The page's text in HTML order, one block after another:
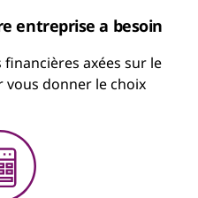
entreprise a besoin
axées sur le
vous donner le choix